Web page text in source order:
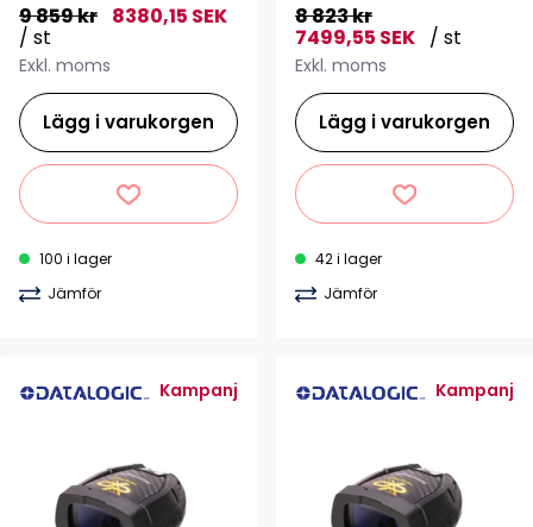
9 859 kr 8380,15 SEK
/ st
Exkl. moms
Lägg i varukorgen
100 i lager
Jämför
8 823 kr
7499,55 SEK / st
Exkl. moms
Lägg i varukorgen
42 i lager
Jämför
Kampanj Kampanj